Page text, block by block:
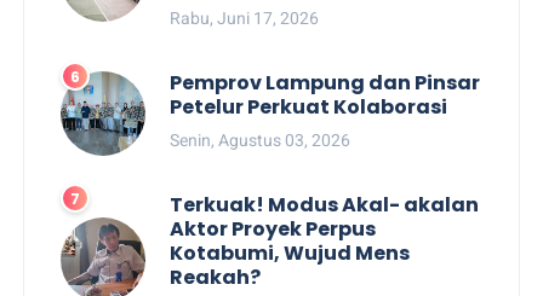
Rabu, Juni 17, 2026
Pemprov Lampung dan Pinsar
Petelur Perkuat Kolaborasi
Senin, Agustus 03, 2026
Terkuak! Modus Akal- akalan
Aktor Proyek Perpus
Kotabumi, Wujud Mens
Reakah?